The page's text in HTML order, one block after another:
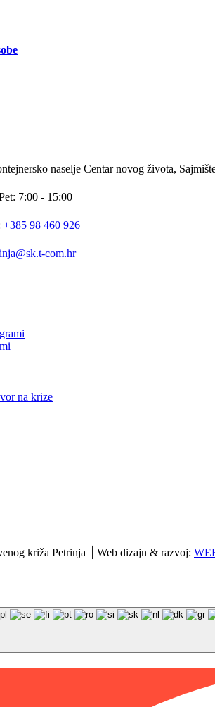
naselje Centar novog života,
7:00 - 15:00
+385 98 460 926
com.hr
na krize
križa Petrinja ⎟ Web dizajn & razvoj: